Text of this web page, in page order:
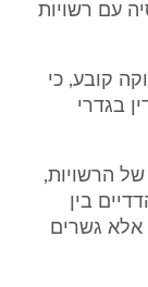
עם רשויות
קובע, כי
בגדרי
הרשויות,
בין
אלא גשרים